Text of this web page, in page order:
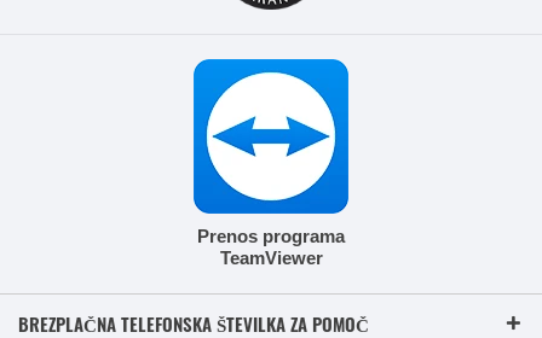
Prenos programa
TeamViewer
BREZPLAČNA TELEFONSKA ŠTEVILKA ZA POMOČ